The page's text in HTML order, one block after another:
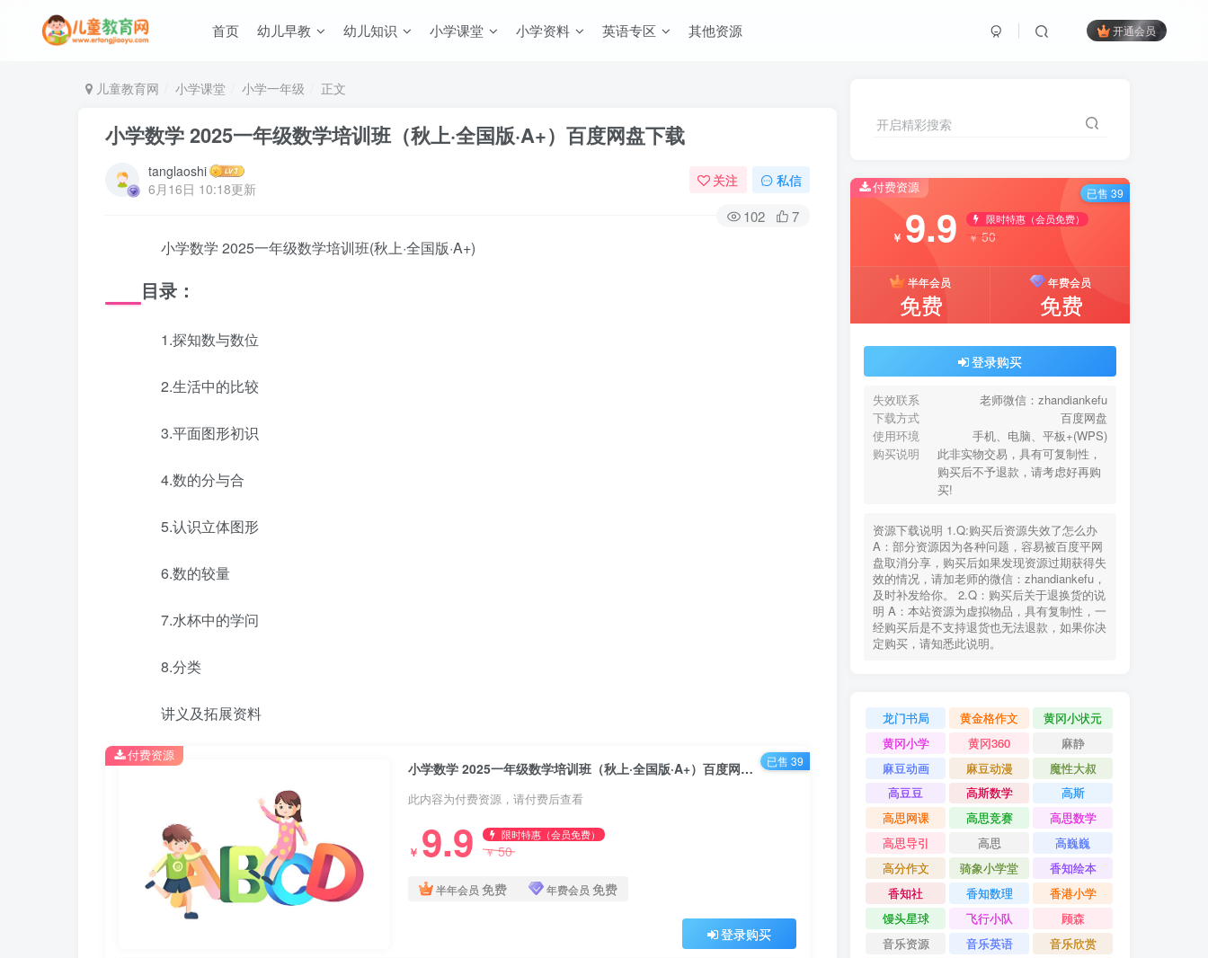
首页 幼儿早教 幼儿知识 小学课堂 小学资料 英语专区 其他资源 开通会员
儿童教育网 小学课堂 小学一年级 正文
小学数学 2025一年级数学培训班（秋上·全国版·A+）百度网盘下载
tanglaoshi
6月16日 10:18更新
关注 私信
102 7
小学数学 2025一年级数学培训班(秋上·全国版·A+)
目录：
1.探知数与数位
2.生活中的比较
3.平面图形初识
4.数的分与合
5.认识立体图形
6.数的较量
7.水杯中的学问
8.分类
讲义及拓展资料
小学数学 2025一年级数学培训班（秋上·全国版·A+）百度网盘下载
此内容为付费资源，请付费后查看
￥ 9.9 限时特惠（会员免费）
￥50
半年会员 免费 年费会员 免费
登录购买
付费资源 已售 39
开启精彩搜索
付费资源
￥ 9.9 限时特惠（会员免费）
￥ 50
半年会员
免费
年费会员
免费
登录购买
失效联系
老师微信：zhandiankefu
下载方式
百度网盘
使用环境
手机、电脑、平板+(WPS)
购买说明
此非实物交易，具有可复制性，
购买后不予退款，请考虑好再购
买!
资源下载说明 1.Q:购买后资源失效了怎么办
A：部分资源因为各种问题，容易被百度平网
盘取消分享，购买后如果发现资源过期获得失
效的情况，请加老师的微信：zhandiankefu，
及时补发给你。 2.Q：购买后关于退换货的说
明 A：本站资源为虚拟物品，具有复制性，一
经购买后是不支持退货也无法退款，如果你决
定购买，请知悉此说明。
已售 39
龙门书局 黄金格作文
黄冈小状元
黄冈小学
黄冈360
麻静
麻豆动画
麻豆动漫
魔性大叔
高豆豆
高斯数学
高斯
高思网课
高思竞赛
高思数学
高思导引
高思
高巍巍
高分作文
骑象小学堂
香知绘本
香知社
香知数理
香港小学
馒头星球
飞行小队
顾森
音乐资源
音乐英语
音乐欣赏